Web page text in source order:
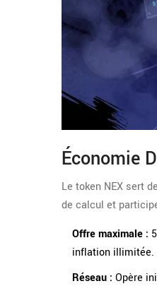
Économie
Le token NEX sert
de calcul et
Offre maximale :
inflation illimitée.
Réseau : Opère